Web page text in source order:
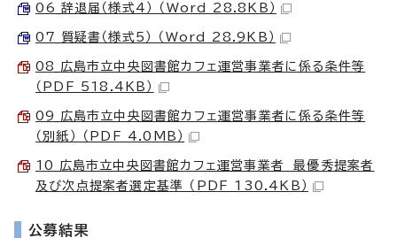
06_辞退届（様式4） （Word 28.8KB）
07_質疑書（様式5） （Word 28.9KB）
08_広島市立中央図書館カフェ運営事業者に係る条件等
（PDF 518.4KB）
09_広島市立中央図書館カフェ運営事業者に係る条件等
（別紙） （PDF 4.0MB）
10_広島市立中央図書館カフェ運営事業者 最優秀提案者
及び次点提案者選定基準 （PDF 130.4KB）
公募結果